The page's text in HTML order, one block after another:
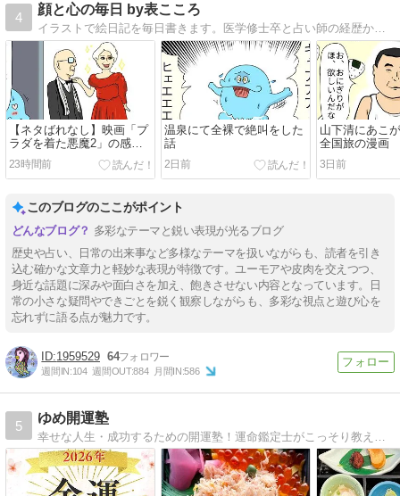
4
顔と心の毎日 by表こころ
イラストで絵日記を毎日書きます。医学修士卒と占い師の経歴から日々のお役立ち情報をまとめます。
【ネタばれなし】映画「プ
ラダを着た悪魔2」の感想
と分析【絵と文】
23時間前
温泉にて全裸で絶叫をした
話
2日前
山下清にあこ
全国旅の漫画
3日前
このブログのここがポイント
多彩なテーマと鋭い表現が光るブログ
歴史や占い、日常の出来事など多様なテーマを扱いながらも、読者を引き
込む確かな文章力と軽妙な表現が特徴です。ユーモアや皮肉を交えつつ、
身近な話題に深みや面白さを加え、飽きさせない内容となっています。日
常の小さな疑問やできごとを鋭く観察しながらも、多彩な視点と遊び心を
忘れずに語る点が魅力です。
1959529 64
週間IN:104 週間OUT:884 月間IN:586
5
ゆめ開運塾